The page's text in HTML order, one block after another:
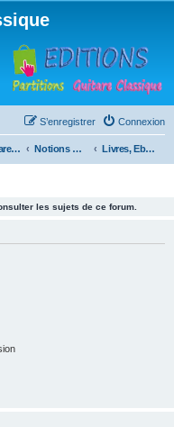
Connexion
S’enregistrer
La guitare : instrument, cours et théorie Notions musicales Livres, Ebooks et tutoriaux
les sujets de ce forum.